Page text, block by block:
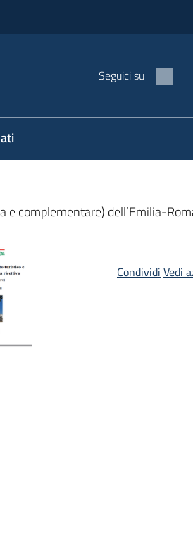
Seguici su
complementare) dell’Emilia-
Condividi Vedi